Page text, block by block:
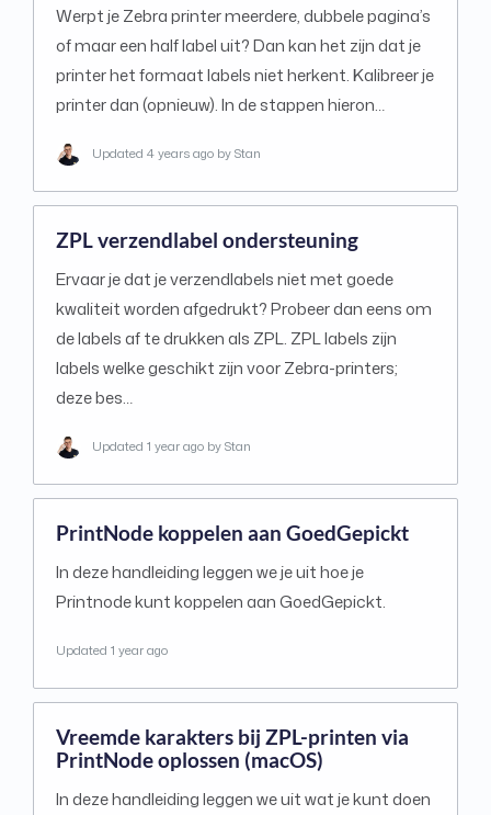
Werpt je Zebra printer meerdere, dubbele pagina’s
of maar een half label uit? Dan kan het zijn dat je
printer het formaat labels niet herkent. Kalibreer je
printer dan (opnieuw). In de stappen hieron…
Updated 4 years ago by Stan
ZPL verzendlabel ondersteuning
Ervaar je dat je verzendlabels niet met goede
kwaliteit worden afgedrukt? Probeer dan eens om
de labels af te drukken als ZPL. ZPL labels zijn
labels welke geschikt zijn voor Zebra-printers;
deze bes…
Updated 1 year ago by Stan
PrintNode koppelen aan GoedGepickt
In deze handleiding leggen we je uit hoe je
Printnode kunt koppelen aan GoedGepickt.
Updated 1 year ago
Vreemde karakters bij ZPL-printen via
PrintNode oplossen (macOS)
In deze handleiding leggen we uit wat je kunt doen